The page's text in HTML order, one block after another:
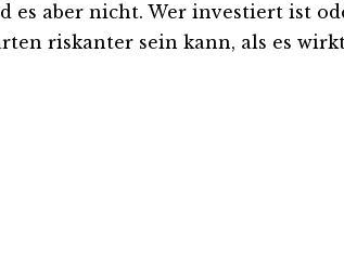
es aber nicht. Wer investiert ist
riskanter sein kann, als es